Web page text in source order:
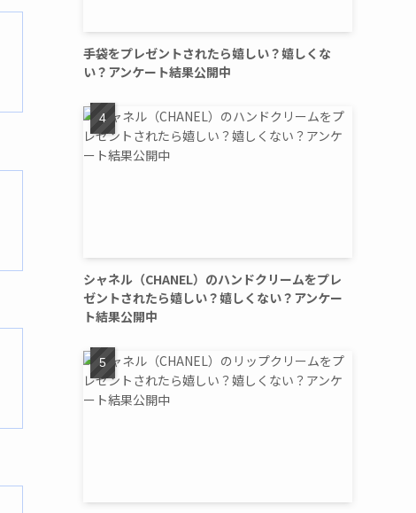
手袋をプレゼントされたら嬉しい？嬉しくな
い？アンケート結果公開中
シャネル（CHANEL）のハンドクリームをプレ
ゼントされたら嬉しい？嬉しくない？アンケー
ト結果公開中